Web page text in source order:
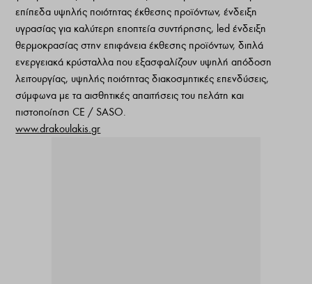
επίπεδα υψηλής ποιότητας έκθεσης προϊόντων, ένδειξη
υγρασίας για καλύτερη εποπτεία συντήρησης, led ένδειξη
θερμοκρασίας στην επιφάνεια έκθεσης προϊόντων, διπλά
ενεργειακά κρύσταλλα που εξασφαλίζουν υψηλή απόδοση
λειτουργίας, υψηλής ποιότητας διακοσμητικές επενδύσεις,
σύμφωνα με τα αισθητικές απαιτήσεις του πελάτη και
πιστοποίηση CE / SASO.
www.drakoulakis.gr